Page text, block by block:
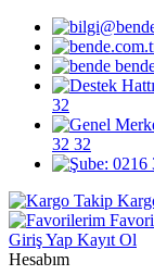
32
32 32
Giriş Yap Kayıt Ol
Hesabım